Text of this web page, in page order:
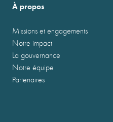
À propos
Missions et engagements
Notre impact
La gouvernance
Notre équipe
Partenaires